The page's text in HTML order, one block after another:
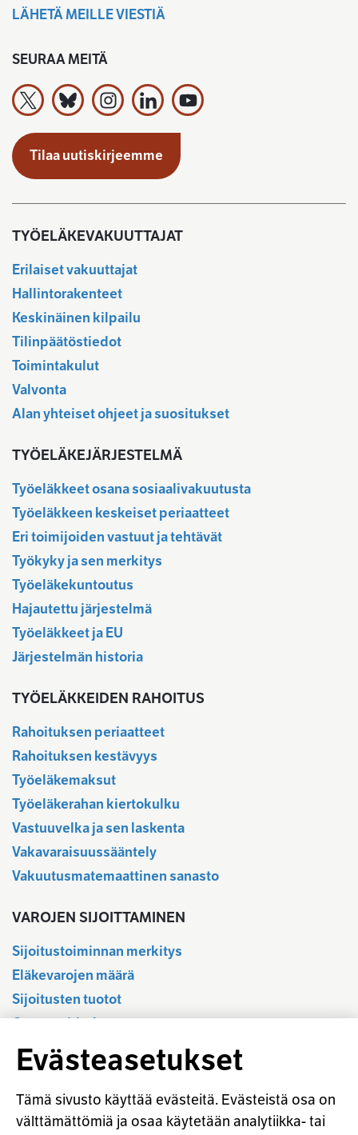
LÄHETÄ MEILLE VIESTIÄ
SEURAA MEITÄ
Työeläkevakuuttajat TELA ry X:ssä
Työeläkevakuuttajat TELA ry Bluesky:ssa
Työeläkevakuuttajat TELA ry
Työeläkevakuuttajat TELA ry
Työeläkevakuuttajat TELA ry
Tilaa uutiskirjeemme
TYÖELÄKEVAKUUTTAJAT
Erilaiset vakuuttajat
Hallintorakenteet
Keskinäinen kilpailu
Tilinpäätöstiedot
Toimintakulut
Valvonta
Alan yhteiset ohjeet ja suositukset
TYÖELÄKEJÄRJESTELMÄ
Työeläkkeet osana sosiaalivakuutusta
Työeläkkeen keskeiset periaatteet
Eri toimijoiden vastuut ja tehtävät
Työkyky ja sen merkitys
Työeläkekuntoutus
Hajautettu järjestelmä
Työeläkkeet ja EU
Järjestelmän historia
TYÖELÄKKEIDEN RAHOITUS
Rahoituksen periaatteet
Rahoituksen kestävyys
Työeläkemaksut
Työeläkerahan kiertokulku
Vastuuvelka ja sen laskenta
Vakavaraisuussääntely
Vakuutusmatemaattinen sanasto
VAROJEN SIJOITTAMINEN
Sijoitustoiminnan merkitys
Eläkevarojen määrä
Sijoitusten tuotot
Osavuositiedot
Tilastotietokanta
Sijoitustoiminnan sääntely
Vastuullinen sijoittaminen
Sijoitussanasto
Evästeasetukset
Tämä sivusto käyttää evästeitä. Evästeistä osa on
välttämättömiä ja osaa käytetään analytiikka- tai